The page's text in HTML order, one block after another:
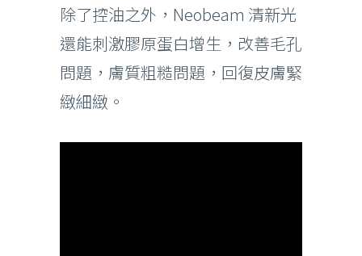
除了控油之外，Neobeam 清新光
還能刺激膠原蛋白增生，改善毛孔
問題，膚質粗糙問題，回復皮膚緊
緻細緻。